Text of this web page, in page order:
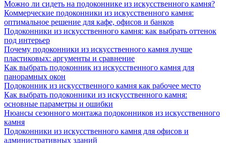
Можно ли сидеть на подоконнике из искусственного камня?
Коммерческие подоконники из искусственного камня:
оптимальное решение для кафе, офисов и банков
Подоконники из искусственного камня: как выбрать оттенок
под интерьер
Почему подоконники из искусственного камня лучше
пластиковых: аргументы и сравнение
Как выбрать подоконник из искусственного камня для
панорамных окон
Подоконник из искусственного камня как рабочее место
Как выбрать подоконники из искусственного камня:
основные параметры и ошибки
Нюансы сезонного монтажа подоконников из искусственного
камня
Подоконники из искусственного камня для офисов и
административных зданий